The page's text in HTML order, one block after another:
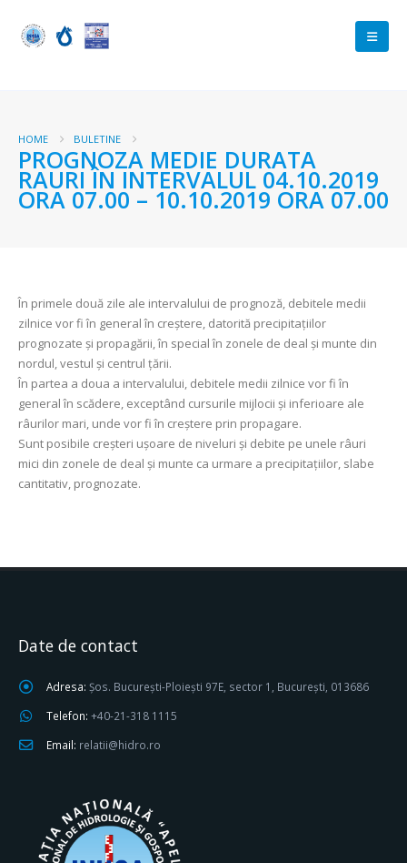
HOME BULETINE
PROGNOZA MEDIE DURATA
RAURI ÎN INTERVALUL 04.10.2019
ORA 07.00 – 10.10.2019 ORA 07.00
În primele două zile ale intervalului de prognoză, debitele medii
zilnice vor fi în general în creștere, datorită precipitațiilor
prognozate și propagării, în special în zonele de deal şi munte din
nordul, vestul şi centrul ţării.
În partea a doua a intervalului, debitele medii zilnice vor fi în
general în scădere, exceptând cursurile mijlocii şi inferioare ale
râurilor mari, unde vor fi în creştere prin propagare.
Sunt posibile creşteri uşoare de niveluri şi debite pe unele râuri
mici din zonele de deal şi munte ca urmare a precipitaţiilor, slabe
cantitativ, prognozate.
Date de contact
Adresa: Șos. București-Ploiești 97E, sector 1, București, 013686
Telefon: +40-21-318 1115
Email: relatii@hidro.ro